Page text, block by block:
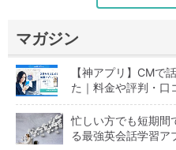
マガジン
【神アプリ】CMで
た｜料金や評判・口
忙しい方でも短期間
る最強英会話学習ア